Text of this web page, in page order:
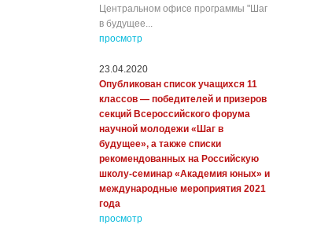
Центральном офисе программы "Шаг
в будущее...
просмотр
23.04.2020
Опубликован список учащихся 11
классов — победителей и призеров
секций Всероссийского форума
научной молодежи «Шаг в
будущее», а также списки
рекомендованных на Российскую
школу-семинар «Академия юных» и
международные мероприятия 2021
года
просмотр